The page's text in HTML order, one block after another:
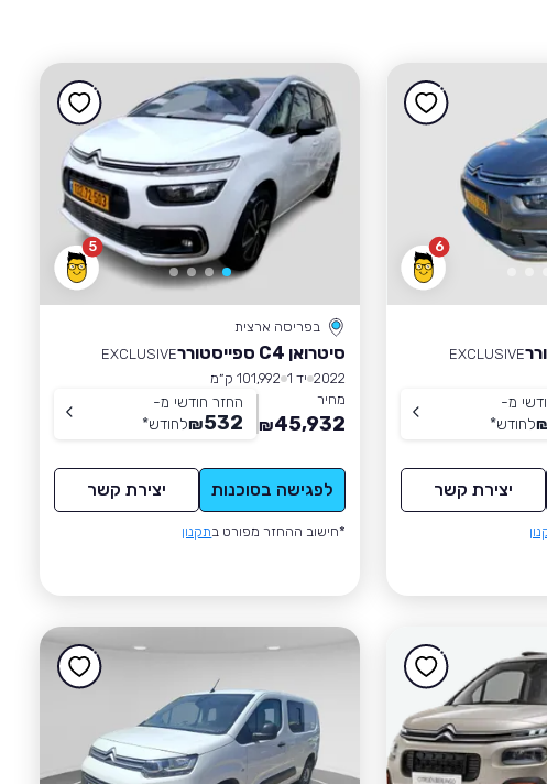
6
EXCLUSIVE
מ-
לחודש*
יצירת קשר
5
בפריסה ארצית
סיטרואן C4 ספייסטורר
EXCLUSIVE
2022 יד 1
101,992 ק״מ
מחיר
45,932
₪
החזר חודשי מ-
532
₪לחודש*
לפגישה בסוכנות יצירת קשר
*חישוב ההחזר מפורט בתקנון